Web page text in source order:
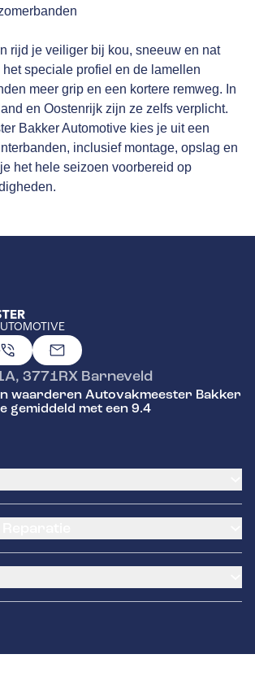
rijd je veiliger bij kou, sneeuw en nat
speciale profiel en de lamellen
meer grip en een kortere remweg. In
en Oostenrijk zijn ze zelfs verplicht.
Bakker Automotive kies je uit een
inclusief montage, opslag en
het hele seizoen voorbereid op
, 3771RX Barneveld
waarderen Autovakmeester Bakker
gemiddeld met een 9.4